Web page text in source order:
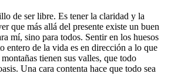
de ser libre. Es tener la claridad y la
que más allá del presente existe un buen
mí, sino para todos. Sentir en los huesos
entero de la vida es en dirección a lo que
tienen sus valles, que todo
Una cara contenta hace que todo sea